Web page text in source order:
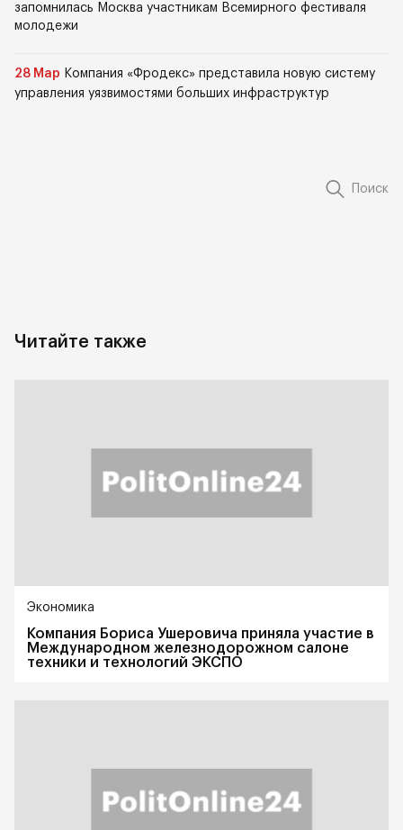
запомнилась Москва участникам Всемирного фестиваля
молодежи
28 Мар Компания «Фродекс» представила новую систему
управления уязвимостями больших инфраструктур
Поиск
Читайте также
Экономика
Компания Бориса Ушеровича приняла участие в
Международном железнодорожном салоне
техники и технологий ЭКСПО